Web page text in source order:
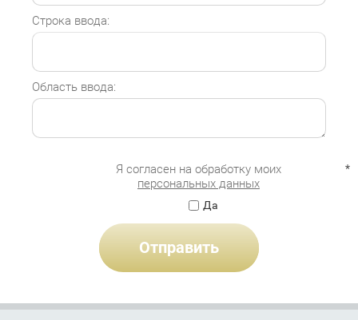
Строка ввода:
Область ввода:
Я согласен на обработку моих
персональных данных
*
Да
Отправить